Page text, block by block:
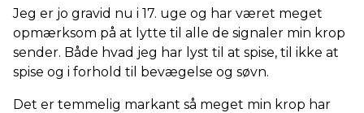
Jeg er jo gravid nu i 17. uge og har været meget
opmærksom på at lytte til alle de signaler min krop
sender. Både hvad jeg har lyst til at spise, til ikke at
spise og i forhold til bevægelse og søvn.
Det er temmelig markant så meget min krop har